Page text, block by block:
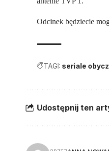
Odcinek będziecie
TAGI: seriale
Udostępnij ten